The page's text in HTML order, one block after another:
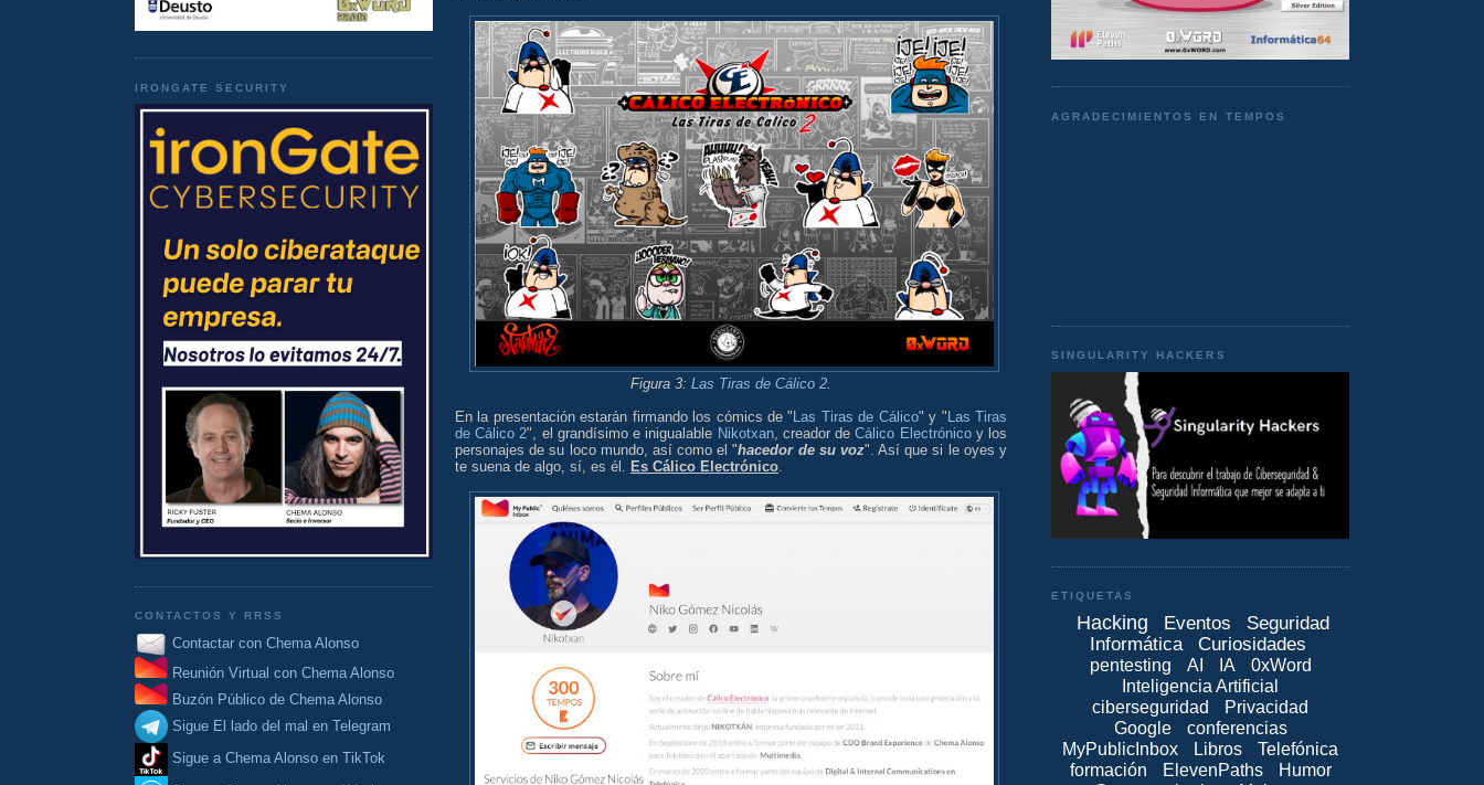
IRONGATE SECURITY
CONTACTOS Y RRSS
Contactar con Chema Alonso
Reunión Virtual con Chema Alonso
Buzón Público de Chema Alonso
Sigue El lado del mal en Telegram
Sigue a Chema Alonso en TikTok
Figura 3: Las Tiras de Cálico 2
En la presentación estarán firmando los cómics de " Las Tiras de Cálico" y " Las Tiras
de Cálico 2", el grandísimo e inigualable Nikotxan, creador deCálico Electrónicoy los
personajes de su loco mundo, así como el "hacedor de su voz". Así que si le oyes y
te suena de algo, sí, es él.
Es Cálico Electrónico
AGRADECIMIENTOS EN TEMPOS
SINGULARITY HACKERS
ETIQUETAS
Hacking Eventos
Seguridad
Informática
Curiosidades
pentesting AI IA
0xWord
Inteligencia Artificial
ciberseguridad
Privacidad
Google
conferencias
MyPublicInbox
Libros
Telefónica
formación
ElevenPaths
Humor